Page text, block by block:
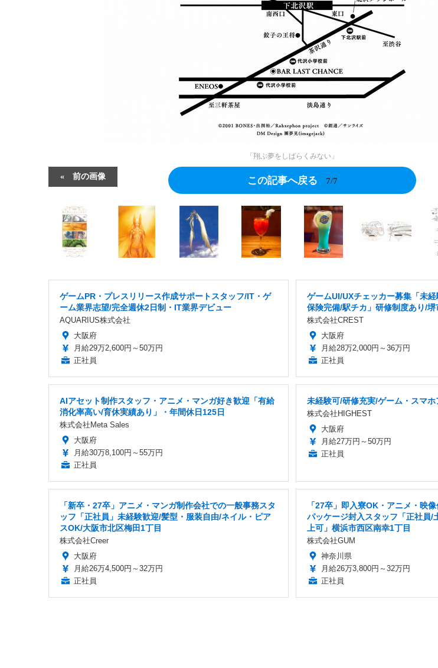
「翔ぶ夢をしばらくみない」
前の画像 この記事へ戻る 7/7
ゲームPR・プレスリリース作成サポートスタッフ/IT・ゲ
ーム業界志望/完全週休2日制・IT業界デビュー
AQUARIUS株式会社
大阪府
月給29万2,600円～50万円
正社員
ゲームUI/UXチェッカー募集「未
保険完備/駅チカ」研修制度あり/堺
株式会社CREST
大阪府
月給28万2,000円～36万円
正社員
AIアセット制作スタッフ・アニメ・マンガ好き歓迎「有給
消化率高い/育休実績あり」・年間休日125日
株式会社Meta Sales
大阪府
月給30万8,100円～55万円
正社員
未経験可/研修充実/ゲーム・スマ
株式会社HIGHEST
大阪府
月給27万円～50万円
正社員
「新卒・27卒」アニメ・マンガ制作会社での一般事務スタ
ッフ「正社員」未経験歓迎/髪型・服装自由/ネイル・ピア
スOK/大阪市北区梅田1丁目
株式会社Creer
大阪府
月給26万4,500円～32万円
正社員
「27卒」即入寮OK・アニメ・映
パッケージ封入スタッフ「正社員/
上可」横浜市西区南幸1丁目
株式会社GUM
神奈川県
月給26万3,800円～32万円
正社員